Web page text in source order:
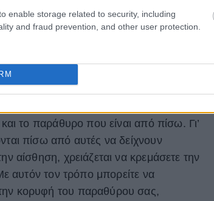
enable storage related to security, including
and fraud prevention, and other user protection.
και με πιο ψηλό ταβάνι δεν αρκεί να
Το μυστικό βρίσκεται στο
το καταλαβαίνετε, αυτόματα,
το παράθυρο που είναι από πίσω. Γι’
πίσω από αυτές να δείχνουν
αίσθηση, χρειάζεται να κρεμάσετε την
αυτόν τον τρόπο μπορείτε να
κορυφή του παραθύρου σας,